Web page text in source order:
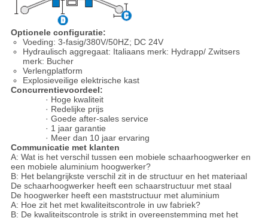
Optionele configuratie:
Voeding: 3-fasig/380V/50HZ; DC 24V
Hydraulisch aggregaat: Italiaans merk: Hydrapp/ Zwitsers
merk: Bucher
Verlengplatform
Explosieveilige elektrische kast
Concurrentievoordeel:
· Hoge kwaliteit
· Redelijke prijs
· Goede after-sales service
· 1 jaar garantie
· Meer dan 10 jaar ervaring
Communicatie met klanten
A: Wat is het verschil tussen een mobiele schaarhoogwerker en
een mobiele aluminium hoogwerker?
B: Het belangrijkste verschil zit in de structuur en het materiaal
De schaarhoogwerker heeft een schaarstructuur met staal
De hoogwerker heeft een maststructuur met aluminium
A: Hoe zit het met kwaliteitscontrole in uw fabriek?
B: De kwaliteitscontrole is strikt in overeenstemming met het